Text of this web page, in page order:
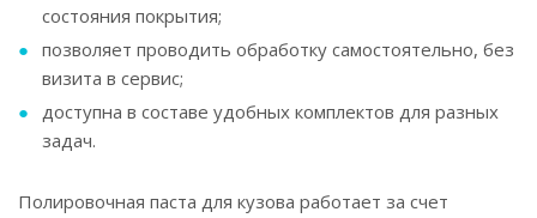
состояния покрытия;
позволяет проводить обработку самостоятельно, без
визита в сервис;
доступна в составе удобных комплектов для разных
задач.
Полировочная паста для кузова работает за счет